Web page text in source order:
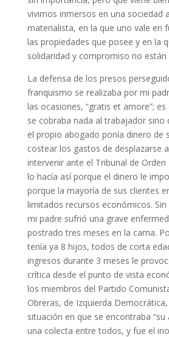
vivimos inmersos en una sociedad
materialista, en la que uno vale en
las propiedades que posee y en la
solidaridad y compromiso no están
La defensa de los presos
franquismo se realizaba por mi
las ocasiones, “gratis et amore”;
se cobraba nada al trabajador sino
el propio abogado ponía dinero de
costear los gastos de desplazarse
intervenir ante el Tribunal de Orden
lo hacía así porque el dinero le
porque la mayoría de sus clientes
limitados recursos económicos.
mi padre sufrió una grave
postrado tres meses en la cama.
tenía ya 8 hijos, todos de corta
ingresos durante 3 meses le
crítica desde el punto de vista
los miembros del Partido
Obreras, de Izquierda
situación en que se encontraba “su
una colecta entre todos, y fue el